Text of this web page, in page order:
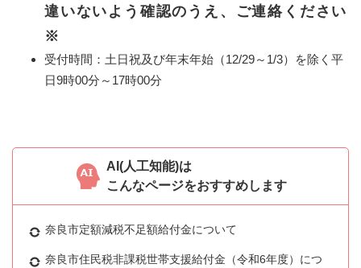
違いないよう確認のうえ、ご連絡ください
※
受付時間：土日祝及び年末年始（12/29～1/3）を除く平
日9時00分～17時00分
AI(人工知能)は
こんなページをおすすめします
奈良市定額減税不足額給付金について
奈良市住民税非課税世帯支援給付金（令和6年度）につ